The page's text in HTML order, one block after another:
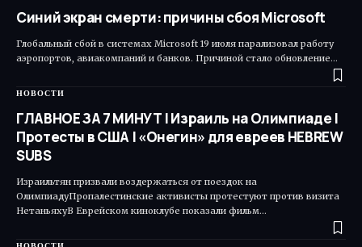
Синий экран смерти: причины сбоя Microsoft
Глобальный сбой в системах Microsoft 19 июля парализовал работу
аэропортов, авиакомпаний и банков. Причиной стало обновление…
НОВОСТИ
ГЛАВНОЕ ЗА 7 МИНУТ | Израиль на Олимпиаде |
Протесты в США | «Онегин» для евреев HEBREW
SUBS
Израильтян призвали воздержаться от поездок на
ОлимпиадуПропалестинские активисты протестуют против визита
НетаньяхуВ Еврейском киноклубе показали фильм…